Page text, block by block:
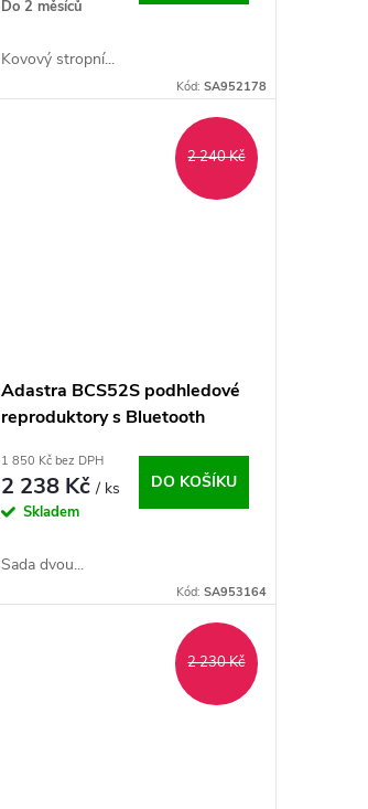
Do 2 měsíců
Kovový stropní...
Kód: SA952178
2 240 Kč
Adastra BCS52S podhledové
reproduktory s Bluetooth
1 850 Kč bez DPH
2 238 Kč/ ks
Skladem
DO KOŠÍKU
Sada dvou...
Kód: SA953164
2 230 Kč